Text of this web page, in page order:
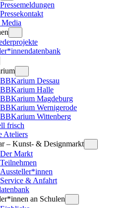
Pressemeldungen
Pressekontakt
Media
BBKarium Dessau
BBKarium Halle
BBKarium Magdeburg
BBKarium Wernigerode
BBKarium Wittenberg
frisch
Ateliers
– Kunst- & Designmarkt
Der Markt
Teilnehmen
Aussteller*innen
Service & Anfahrt
an Schulen